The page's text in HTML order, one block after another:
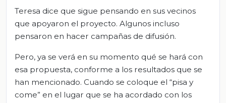
Teresa dice que sigue pensando en sus vecinos
que apoyaron el proyecto. Algunos incluso
pensaron en hacer campañas de difusión.
Pero, ya se verá en su momento qué se hará con
esa propuesta, conforme a los resultados que se
han mencionado. Cuando se coloque el “pisa y
come” en el lugar que se ha acordado con los